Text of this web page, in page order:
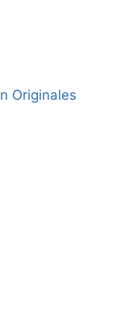
Originales